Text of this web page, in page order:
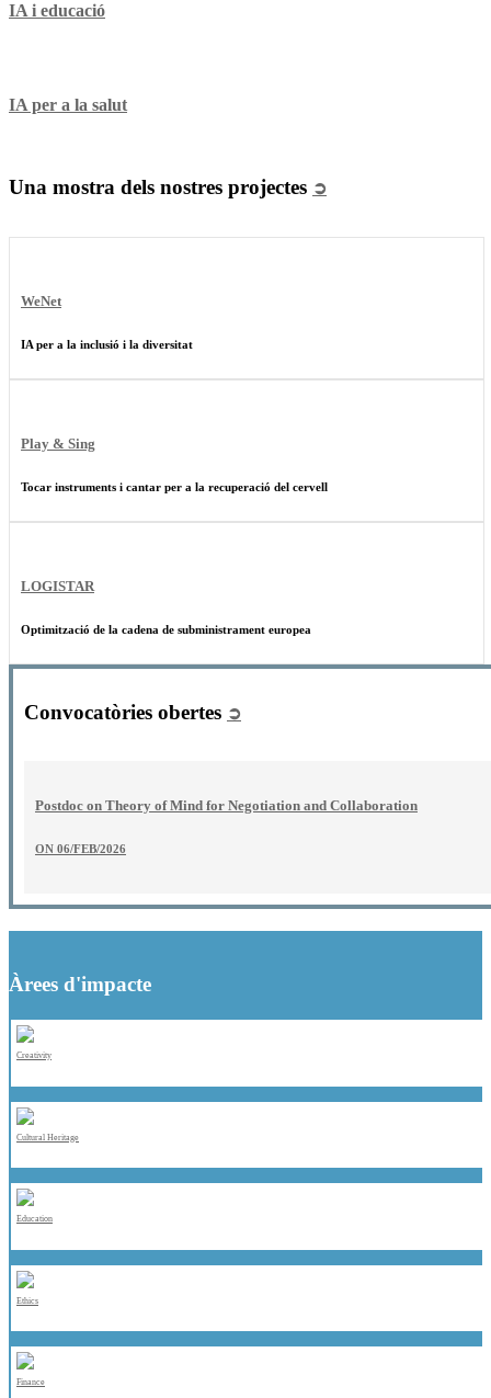
IA i educació
IA per a la salut
Una mostra dels nostres projectes ➲
WeNet
IA per a la inclusió i la diversitat
Play & Sing
Tocar instruments i cantar per a la recuperació del cervell
LOGISTAR
Optimització de la cadena de subministrament europea
Convocatòries obertes ➲
Postdoc on Theory of Mind for Negotiation and Collaboration
ON 06/FEB/2026
Àrees d'impacte
Creativity
Cultural Heritage
Education
Ethics
Finance